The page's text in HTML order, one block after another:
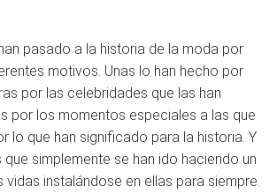
pasado a la historia de la moda por
motivos. Unas lo han hecho por
por las celebridades que las han
por los momentos especiales a las que
lo que han significado para la historia. Y
simplemente se han ido haciendo un
vidas instalándose en ellas para siempre.